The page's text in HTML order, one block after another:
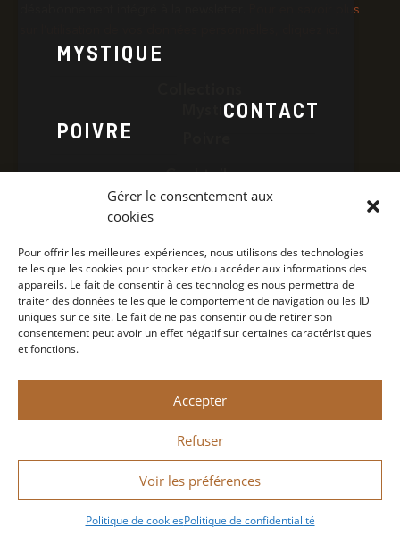
Gérer le consentement aux
cookies
Pour offrir les meilleures expériences, nous utilisons des technologies
telles que les cookies pour stocker et/ou accéder aux informations des
appareils. Le fait de consentir à ces technologies nous permettra de
traiter des données telles que le comportement de navigation ou les ID
uniques sur ce site. Le fait de ne pas consentir ou de retirer son
consentement peut avoir un effet négatif sur certaines caractéristiques
et fonctions.
Accepter
Refuser
Voir les préférences
Politique de cookiesPolitique de confidentialité
MYSTIQUE
POIVRE
COCKTAILS
NOUS TROUVER
CONTACT
FR
EN
Pour en savoir plus
Mystic
Cocktails
Nous trouver
Concept
Politique de confidentialité
Mention légale
Monin 2022 Tous droits réservés
A consommer avec modération.
Conçu parBastien Figuié